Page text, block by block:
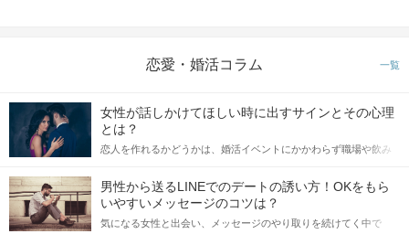
恋愛・婚活コラム 一覧
女性が話しかけてほしい時に出すサインとその心理
とは？
恋人を作れるかどうかは、婚活イベントにかかわらず職場や飲み
てアプローチできるかにも左右されます。 これから恋人作りを本
格的に始めようとしている方は、女性が異性を求めて出すサイン
をしっかりと理解し、正しい行動に移せるかどうかが重要。 この
記事では、女性が話しかけて欲しい時に出すサインとその心理を
男性から送るLINEでのデートの誘い方！OKをもら
いやすいメッセージのコツは？
気になる女性と出会い、メッセージのやり取りを続けてく中で